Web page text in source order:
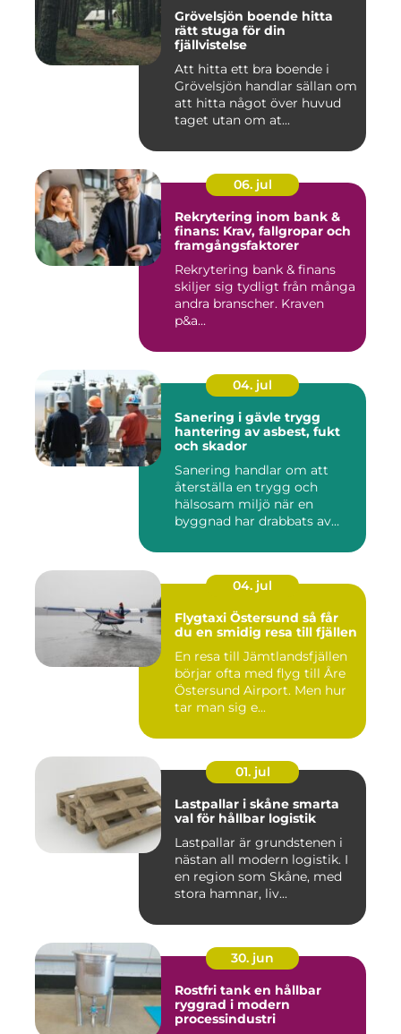
Grövelsjön boende hitta
rätt stuga för din
fjällvistelse
Att hitta ett bra boende i
Grövelsjön handlar sällan om
att hitta något över huvud
taget utan om at...
06. jul
Rekrytering inom bank &
finans: Krav, fallgropar och
framgångsfaktorer
Rekrytering bank & finans
skiljer sig tydligt från många
andra branscher. Kraven
p&a...
04. jul
Sanering i gävle trygg
hantering av asbest, fukt
och skador
Sanering handlar om att
återställa en trygg och
hälsosam miljö när en
byggnad har drabbats av
04. jul
Flygtaxi Östersund så får
du en smidig resa till fjällen
En resa till Jämtlandsfjällen
börjar ofta med flyg till Åre
Östersund Airport. Men hur
tar man sig e...
01. jul
Lastpallar i skåne smarta
val för hållbar logistik
Lastpallar är grundstenen i
nästan all modern logistik. I
en region som Skåne, med
stora hamnar, liv...
30. jun
Rostfri tank en hållbar
ryggrad i modern
processindustri